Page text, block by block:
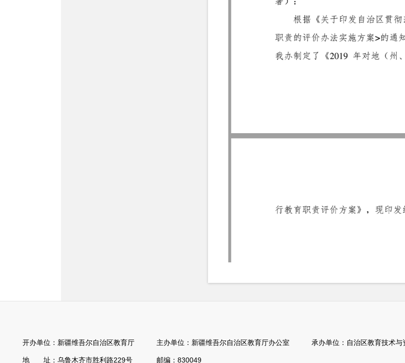
开办单位：新疆维吾尔自治区教育厅 主办单位：新疆维吾尔自治区教育厅办公室 承办单位：自治区教育技术与资
地 址：乌鲁木齐市胜利路229号 邮编：830049